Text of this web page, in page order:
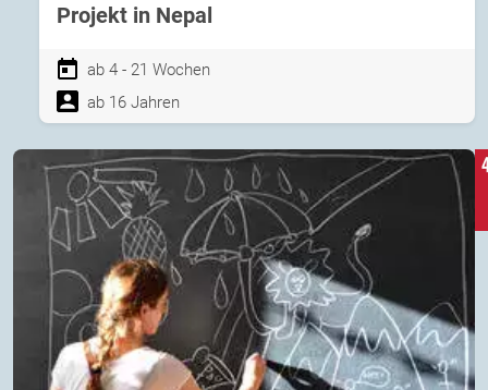
Projekt in Nepal
ab 4 - 21 Wochen
ab 16 Jahren